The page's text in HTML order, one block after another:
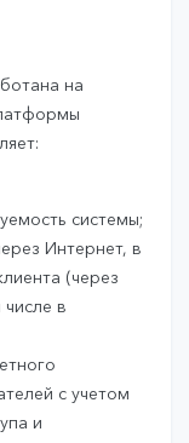
на
системы;
Интернет, в
(через
в
с учетом
и